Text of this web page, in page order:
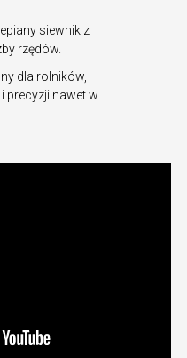
siewnik z
rzędów.
dla rolników,
precyzji nawet w